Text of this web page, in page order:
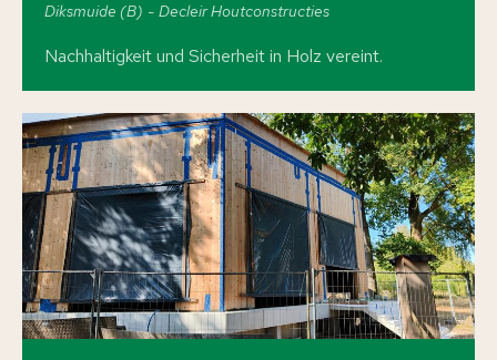
Diksmuide (B) Decleir Houtconstructies
Nachhaltigkeit und Sicherheit in Holz vereint.